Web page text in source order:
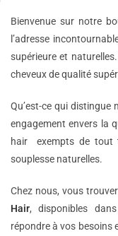
Bienvenue sur notre
l’adresse
supérieure et
cheveux de qualité
Qu’est-ce qui distingue
engagement envers la
hair exempts de tout
souplesse naturelles.
Chez nous, vous
Hair, disponibles
répondre à vos besoins